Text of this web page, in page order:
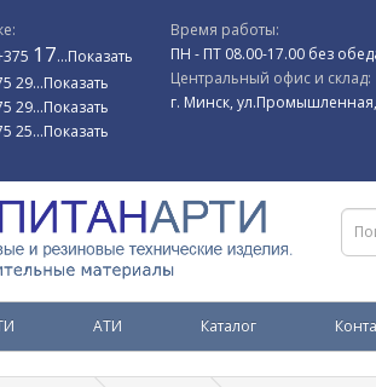
17...Показать
29...Показать
29...Показать
25...Показать
Время работы:
ПН - ПТ 08.00-17.00 без
Центральный офис и склад:
г. Минск, ул.Промышленная,
АТИ Каталог